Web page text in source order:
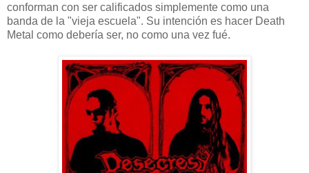
conforman con ser calificados simplemente como una
banda de la "vieja escuela". Su intención es hacer Death
Metal como debería ser, no como una vez fué.